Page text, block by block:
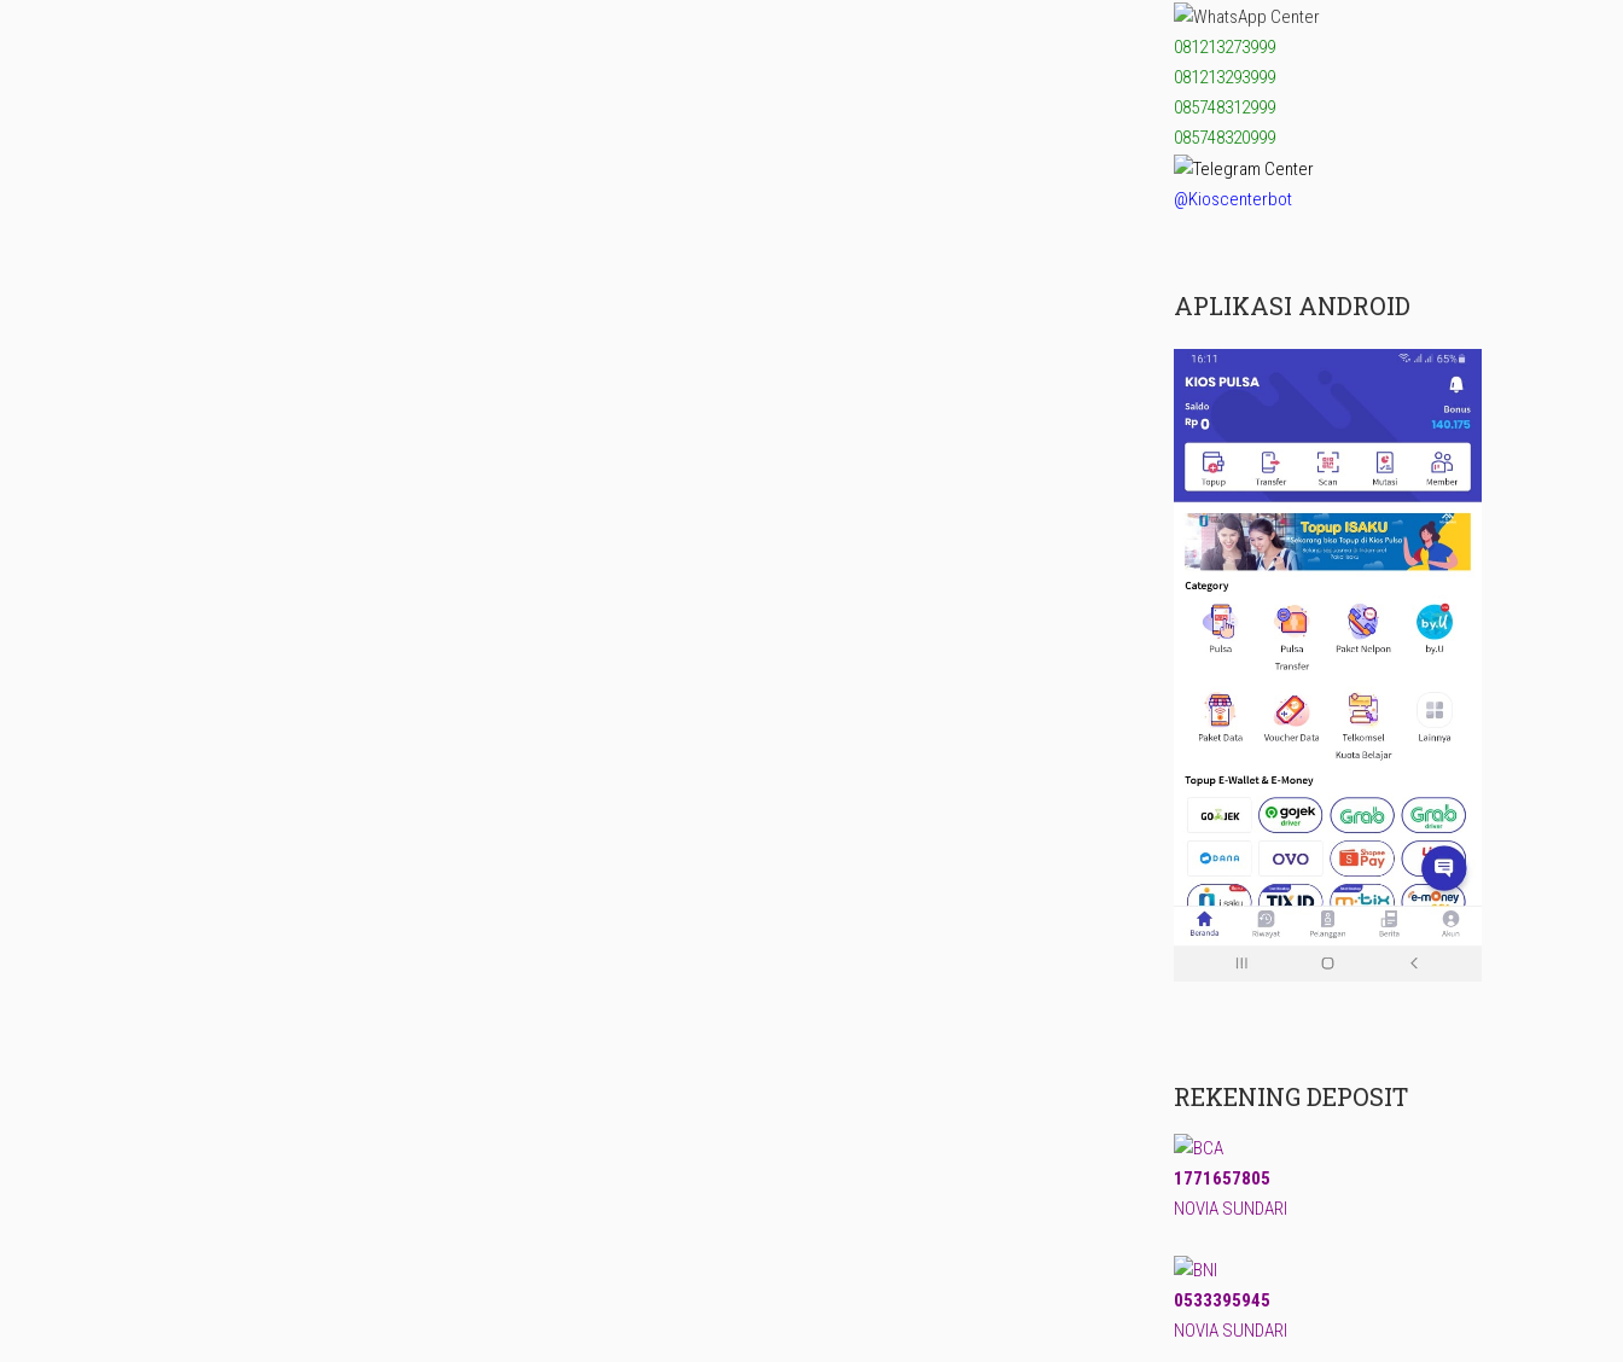
081213273999
081213293999
085748312999
085748320999
@Kioscenterbot
APLIKASI ANDROID
REKENING DEPOSIT
1771657805
NOVIA SUNDARI
0533395945
NOVIA SUNDARI